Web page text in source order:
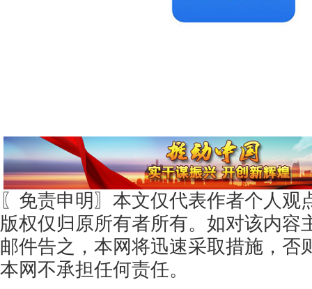
〖免责申明〗本文仅代表作者个人观
版权仅归原所有者所有。如对该内容
邮件告之，本网将迅速采取措施，否
本网不承担任何责任。